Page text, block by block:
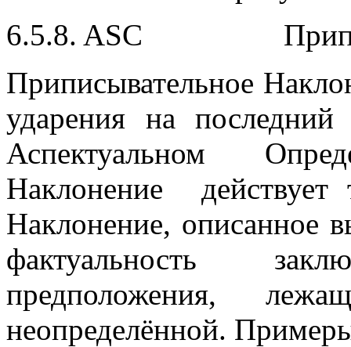
6.5.8. ASC
Приписывательное
ударения на
Аспектуальном
Наклонение
Наклонение, описанное
фактуальность
предположения,
неопределённой.